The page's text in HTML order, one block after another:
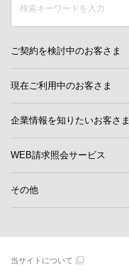
ご契約を検討中のお客さま
現在ご利用中のお客さま
企業情報を知りたいお客さま
WEB請求照会サービス
その他
当サイトについて